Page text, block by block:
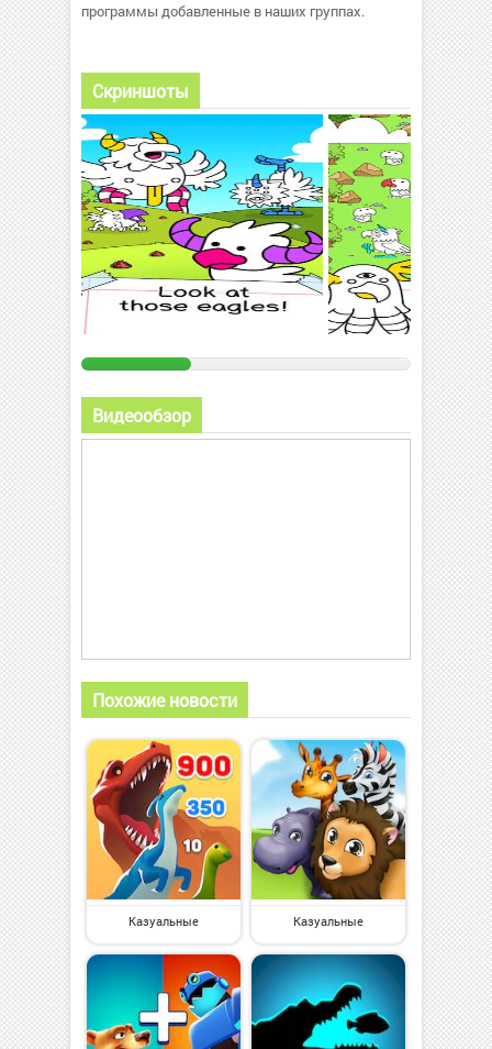
программы добавленные в наших группах.
Скриншоты
Видеообзор
Похожие новости
Казуальные Казуальные